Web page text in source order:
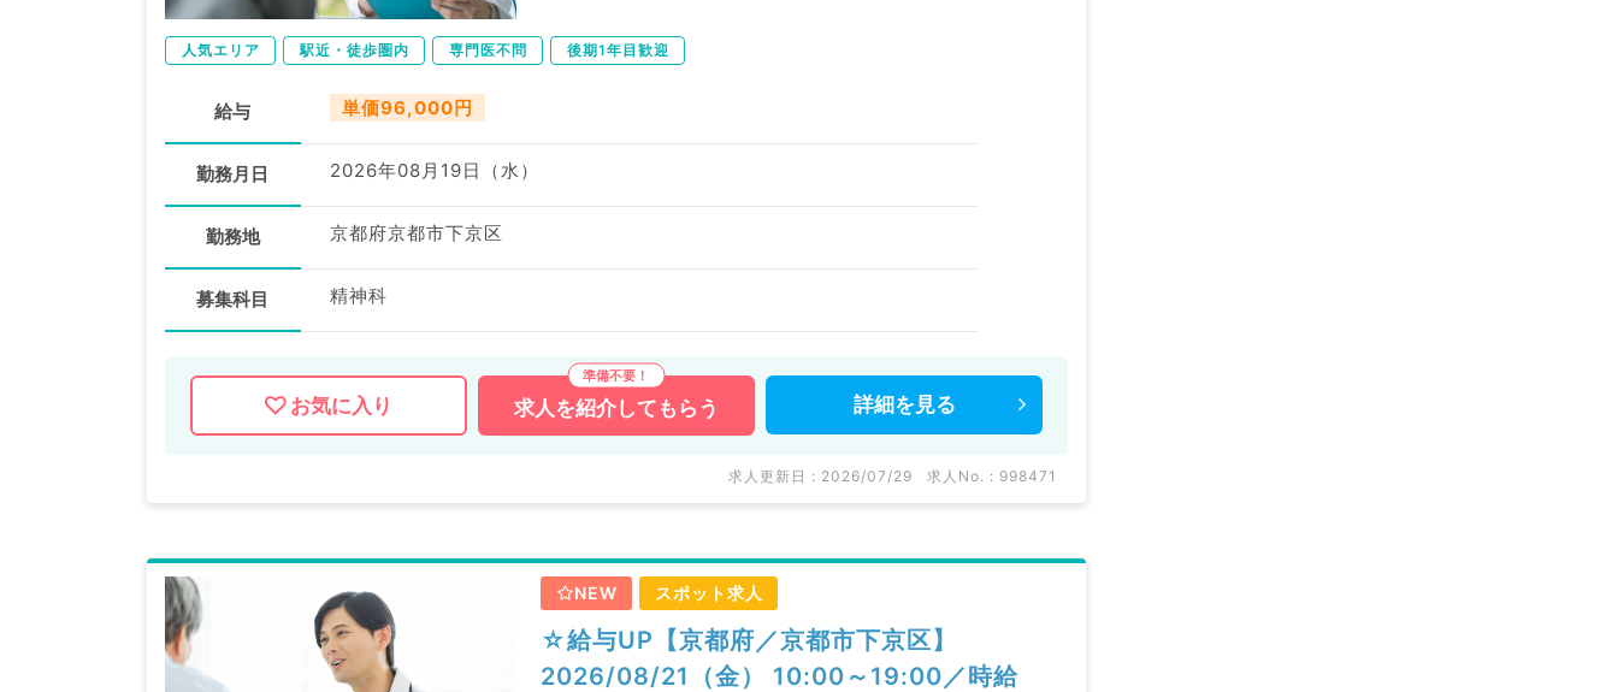
人気エリア 駅近・徒歩圏内 専門医不問 後期1年目歓迎
給与 単価96,000円
勤務月日 2026年08月19日（水）
勤務地 京都府京都市下京区
募集科目 精神科
お気に入り 求人を紹介してもらう 詳細を 見る
求人更新日 : 2026/07/29 求人No. : 998471
NEW スポット求人
☆給与UP【京都府／京都市下京区】
2026/08/21（金） 10:00～19:00／時給